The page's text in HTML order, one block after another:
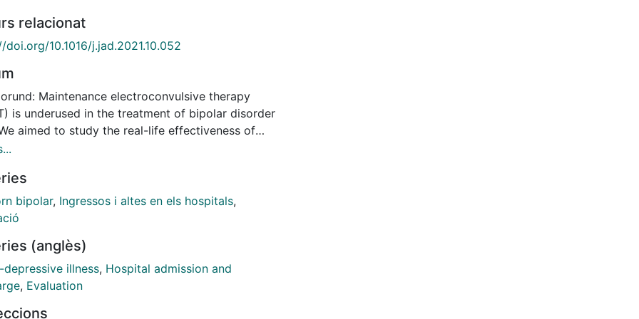
relacionat
doi.org/10.1016/j.jad.2021.10.052
Maintenance electroconvulsive therapy
is underused in the treatment of bipolar disorder
aimed to study the real-life effectiveness of
BD.
Naturalistic 3-year mirror-image study in
diagnosed with BD who underwent mECT at a
hospital. Intra-subject comparisons of psychiatric
of psychiatric hospitalizations before and
mECT were compared through wilcoxon signed-
Mean annual days and mean annual number of
bipolar, Ingressos i altes en els hospitals,
(anglès)
depressive illness, Hospital admission and
, Evaluation